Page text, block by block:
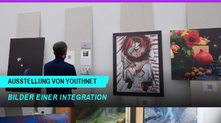
AUSSTELLUNG VON YOUTHNET
BILDER EINER INTEGRATION